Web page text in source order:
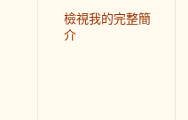
檢視我的完整簡
介